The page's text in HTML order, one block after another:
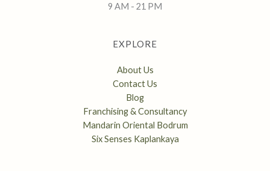
9 AM - 21 PM
EXPLORE
About Us
Contact Us
Blog
Franchising & Consultancy
Mandarin Oriental Bodrum
Six Senses Kaplankaya